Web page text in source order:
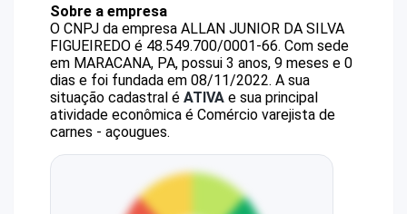
Sobre a empresa
O CNPJ da empresa ALLAN JUNIOR DA SILVA
FIGUEIREDO é 48.549.700/0001-66. Com sede
em MARACANA, PA, possui 3 anos, 9 meses e 0
dias e foi fundada em 08/11/2022. A sua
situação cadastral é ATIVA e sua principal
atividade econômica é Comércio varejista de
carnes - açougues.